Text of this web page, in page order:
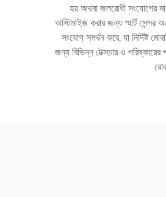
হয় অথবা জলরোধী সংযোগের
অপ্টিমাইজ করার জন্য স্মার্ট
সংযোগ সমর্থন করে, যা নির্দিষ্ট
জন্য বিভিন্ন টেক্সচার ও